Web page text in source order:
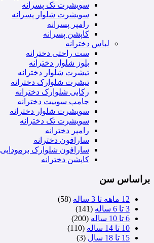
سویشرت تک پسرانه
سویشرت شلوار پسرانه
رامپر پسرانه
کاپشن پسرانه
لباس دخترانه
ست راحتی دخترانه
بلوز شلوار دخترانه
تیشرت شلوار دخترانه
تیشرت شلوارک دخترانه
رکابی شلوارک دخترانه
جامپ سوییت دخترانه
سویشرت شلوار دخترانه
سویشرت تک دخترانه
رامپر دخترانه
سارافون دخترانه
سارافون شلوارک برمودایی
کاپشن دخترانه
براساس سن
12 ماهه تا 3 ساله
(58)
3 تا 6 ساله
(141)
6 تا 10 ساله
(200)
10 تا 14 ساله
(110)
15 تا 18 سال
(3)